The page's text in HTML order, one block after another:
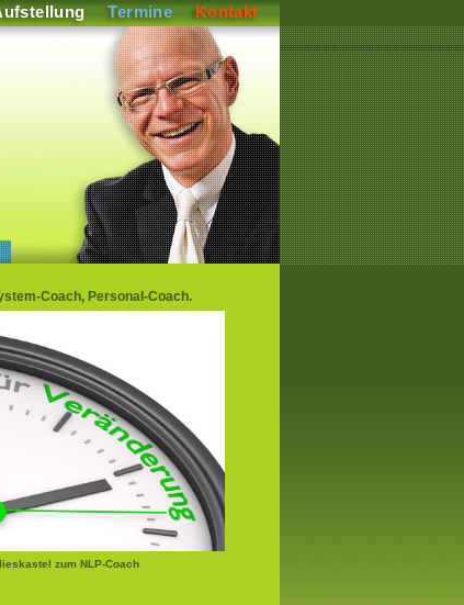
Termine Kontakt
Coach, Personal-Coach.
zum NLP-Coach